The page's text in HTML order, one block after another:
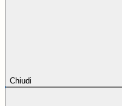
Chiudi